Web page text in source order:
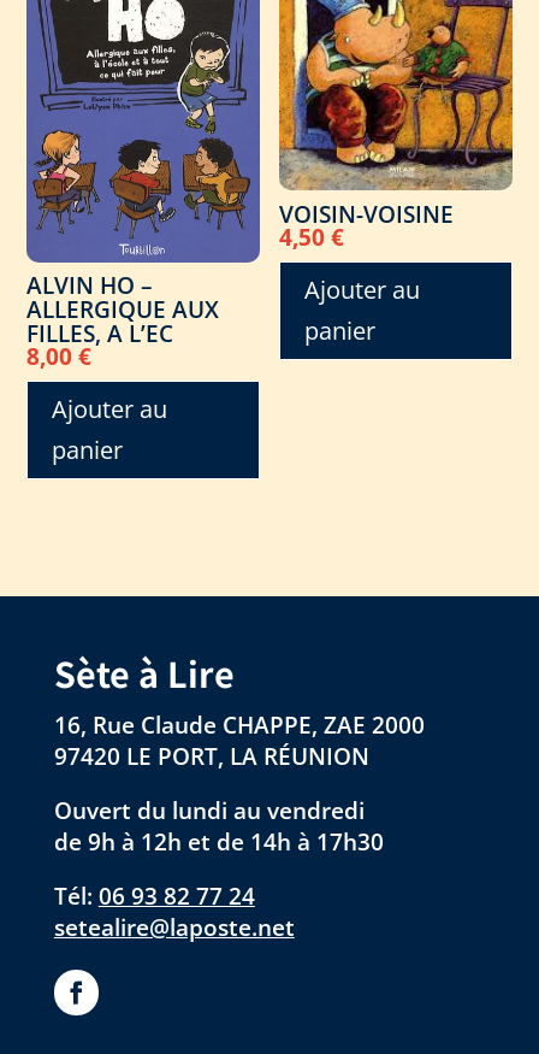
ALVIN HO –
ALLERGIQUE AUX
FILLES, A L’EC
8,00€
Ajouter au
panier
VOISIN-VOISINE
4,50€
Ajouter au
panier
Sète à Lire
16, Rue Claude CHAPPE, ZAE 2000
97420 LE PORT, LA RÉUNION
Ouvert du lundi au vendredi
de 9h à 12h et de 14h à 17h30
Tél: 06 93 82 77 24
setealire@laposte.net